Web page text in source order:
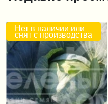
Нет в наличии или
снят с производства